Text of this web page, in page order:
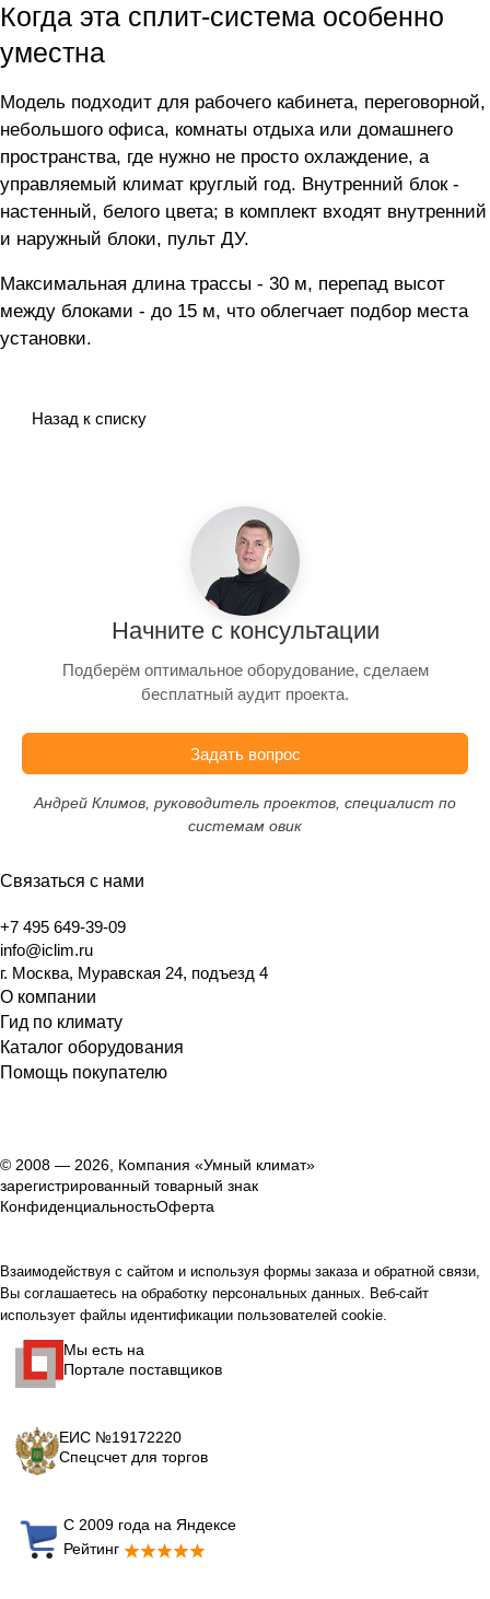
Когда эта сплит-система особенно
уместна
Модель подходит для рабочего кабинета, переговорной,
небольшого офиса, комнаты отдыха или домашнего
пространства, где нужно не просто охлаждение, а
управляемый климат круглый год. Внутренний блок -
настенный, белого цвета; в комплект входят внутренний
и наружный блоки, пульт ДУ.
Максимальная длина трассы - 30 м, перепад высот
между блоками - до 15 м, что облегчает подбор места
установки.
Назад к списку
Начните с консультации
Подберём оптимальное оборудование, сделаем
бесплатный аудит проекта.
Задать вопрос
Андрей Климов, руководитель проектов, специалист по
системам овик
Связаться с нами
+7 495 649-39-09
info@iclim.ru
г. Москва, Муравская 24, подъезд 4
О компании
Гид по климату
Каталог оборудования
Помощь покупателю
© 2008 — 2026, Компания «Умный климат»
зарегистрированный товарный знак
КонфиденциальностьОферта
Взаимодействуя с сайтом и используя формы заказа и обратной связи,
Вы соглашаетесь на обработку персональных данных. Веб-сайт
использует файлы идентификации пользователей cookie.
Мы есть на
Портале поставщиков
ЕИС №19172220
Спецсчет для торгов
С 2009 года на Яндексе
Рейтинг